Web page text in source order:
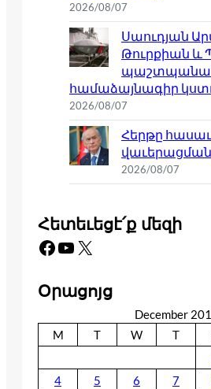
2026/08/07
Սաուդյան
Թուրքիան և
համաձայնագիր
2026/08/07
Հերթը
վաւերացման
2026/08/07
Հետեւեցէ՛ք մեզի
Facebook YouTube X
Օրացոյց
December
M
T W T
4
5 6 7